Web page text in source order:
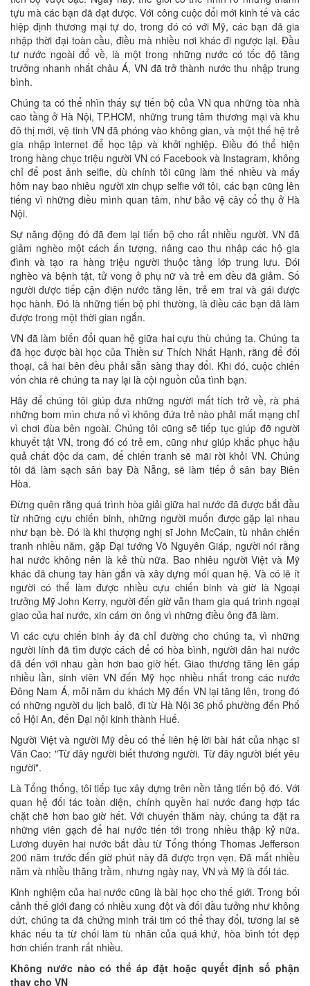
tựu mà các bạn đã đạt được. Với công cuộc đổi mới kinh tế và các
hiệp định thương mại tự do, trong đó có với Mỹ, các bạn đã gia
nhập thời đại toàn cầu, điều mà nhiều nơi khác đi ngược lại. Đầu
tư nước ngoài đổ về, là một trong những nước có tốc độ tăng
trưởng nhanh nhất châu Á, VN đã trở thành nước thu nhập trung
bình.
Chúng ta có thể nhìn thấy sự tiến bộ của VN qua những tòa nhà
cao tầng ở Hà Nội, TP.HCM, những trung tâm thương mại và khu
đô thị mới, vệ tinh VN đã phóng vào không gian, và một thế hệ trẻ
gia nhập internet để học tập và khởi nghiệp. Điều đó thể hiện
trong hàng chục triệu người VN có Facebook và Instagram, không
chỉ để post ảnh selfie, dù chính tôi cũng làm thế nhiều và mấy
hôm nay bao nhiêu người xin chụp selfie với tôi, các bạn cũng lên
tiếng vì những điều mình quan tâm, như bảo vệ cây cổ thụ ở Hà
Nội.
Sự năng động đó đã đem lại tiến bộ cho rất nhiều người. VN đã
giảm nghèo một cách ấn tượng, nâng cao thu nhập các hộ gia
đình và tạo ra hàng triệu người thuộc tầng lớp trung lưu. Đói
nghèo và bệnh tật, tử vong ở phụ nữ và trẻ em đều đã giảm. Số
người được tiếp cận điện nước tăng lên, trẻ em trai và gái được
học hành. Đó là những tiến bộ phi thường, là điều các bạn đã làm
được trong một thời gian ngắn.
VN đã làm biến đổi quan hệ giữa hai cựu thù chúng ta. Chúng ta
đã học được bài học của Thiền sư Thích Nhất Hạnh, rằng để đối
thoại, cả hai bên đều phải sẵn sàng thay đổi. Khi đó, cuộc chiến
vốn chia rẽ chúng ta nay lại là cội nguồn của tình bạn.
Hãy để chúng tôi giúp đưa những người mất tích trở về, rà phá
những bom mìn chưa nổ vì không đứa trẻ nào phải mất mạng chỉ
vì chơi đùa bên ngoài. Chúng tôi cũng sẽ tiếp tục giúp đỡ người
khuyết tật VN, trong đó có trẻ em, cũng như giúp khắc phục hậu
quả chất độc da cam, để chiến tranh sẽ mãi rời khỏi VN. Chúng
tôi đã làm sạch sân bay Đà Nẵng, sẽ làm tiếp ở sân bay Biên
Hòa.
Đừng quên rằng quá trình hòa giải giữa hai nước đã được bắt đầu
từ những cựu chiến binh, những người muốn được gặp lại nhau
như bạn bè. Đó là khi thượng nghị sĩ John McCain, tù nhân chiến
tranh nhiều năm, gặp Đại tướng Võ Nguyên Giáp, người nói rằng
hai nước không nên là kẻ thù nữa. Bao nhiêu người Việt và Mỹ
khác đã chung tay hàn gắn và xây dựng mối quan hệ. Và có lẽ ít
người có thể làm được nhiều cựu chiến binh và giờ là Ngoại
trưởng Mỹ John Kerry, người đến giờ vẫn tham gia quá trình ngoại
giao của hai nước, xin cám ơn ông vì những điều ông đã làm.
Vì các cựu chiến binh ấy đã chỉ đường cho chúng ta, vì những
người lính đã tìm được cách để có hòa bình, người dân hai nước
đã đến với nhau gần hơn bao giờ hết. Giao thương tăng lên gấp
nhiều lần, sinh viên VN đến Mỹ học nhiều nhất trong các nước
Đông Nam Á, mỗi năm du khách Mỹ đến VN lại tăng lên, trong đó
có những người du lịch balô, đi từ Hà Nội 36 phố phường đến Phố
cổ Hội An, đến Đại nội kinh thành Huế.
Người Việt và người Mỹ đều có thể liên hệ lời bài hát của nhạc sĩ
Văn Cao: "Từ đây người biết thương người. Từ đây người biết yêu
người".
Là Tổng thống, tôi tiếp tục xây dựng trên nền tảng tiến bộ đó. Với
quan hệ đối tác toàn diện, chính quyền hai nước đang hợp tác
chặt chẽ hơn bao giờ hết. Với chuyến thăm này, chúng ta đặt ra
những viên gạch để hai nước tiến tới trong nhiều thập kỷ nữa.
Lương duyên hai nước bắt đầu từ Tổng thống Thomas Jefferson
200 năm trước đến giờ phút này đã được trọn vẹn. Đã mất nhiều
năm và nhiều thăng trầm, nhưng ngày nay, VN và Mỹ là đối tác.
Kinh nghiệm của hai nước cũng là bài học cho thế giới. Trong bối
cảnh thế giới đang có nhiều xung đột và đối đầu tưởng như không
dứt, chúng ta đã chứng minh trái tim có thể thay đổi, tương lai sẽ
khác nếu ta từ chối làm tù nhân của quá khứ, hòa bình tốt đẹp
hơn chiến tranh rất nhiều.
Không nước nào có thể áp đặt hoặc quyết định số phận
thay cho VN